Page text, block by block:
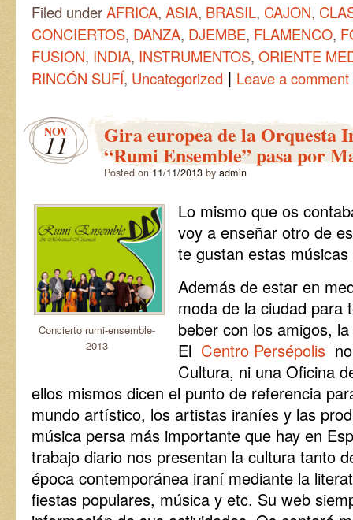
Filed underAFRICA, ASIA, BRASIL, CAJON,
CONCIERTOS, DANZA, DJEMBE, FLAMENCO,
FUSION, INDIA, INSTRUMENTOS, ORIENTE
RINCÓN SUFÍ, Uncategorized | Leave a comment
NOV
11 Gira europea de la Orquesta
“Rumi Ensemble” pasa por
Posted on 11/11/2013 by admin
Concierto rumi-ensemble-
2013
Lo mismo que os
voy a enseñar otro de
te gustan estas
Además de estar en
moda de la ciudad para
beber con los amigos,
El Centro Persépolis
Cultura, ni una Oficina
ellos mismos dicen el punto de referencia
mundo artístico, los artistas iraníes y las
música persa más importante que hay en
trabajo diario nos presentan la cultura tanto
época contemporánea iraní mediante la
fiestas populares, música y etc. Su web